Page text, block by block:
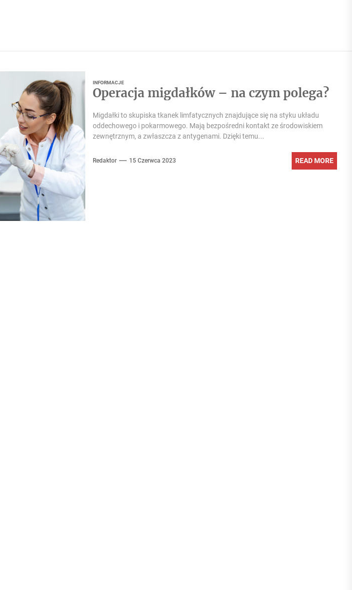
INFORMACJE
Operacja migdałków – na czym polega?
Migdałki to skupiska tkanek limfatycznych znajdujące się na styku układu
oddechowego i pokarmowego. Mają bezpośredni kontakt ze środowiskiem
zewnętrznym, a zwłaszcza z antygenami. Dzięki temu...
Redaktor 15 Czerwca 2023 READ MORE